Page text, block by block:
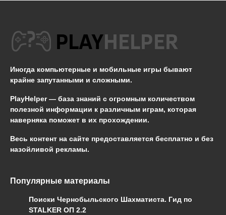
Иногда компьютерные и мобильные игры бывают
крайне запутанными и сложными.
PlayHelper — база знаний с огромным количеством
полезной информации к различным играм, которая
наверняка поможет в их прохождении.
Весь контент на сайте предоставляется бесплатно и без
назойливой рекламы.
Популярные материалы
Поиски Чернобыльского Шахматиста. Гид по
STALKER ОП 2.2